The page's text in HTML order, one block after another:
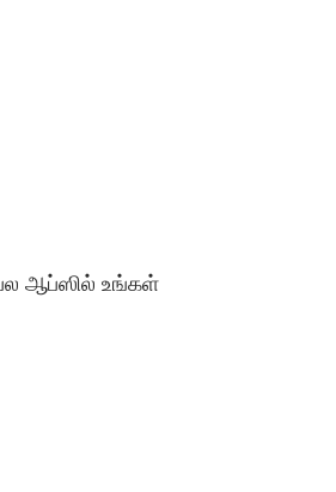
ஆப்ஸில் உங்கள்